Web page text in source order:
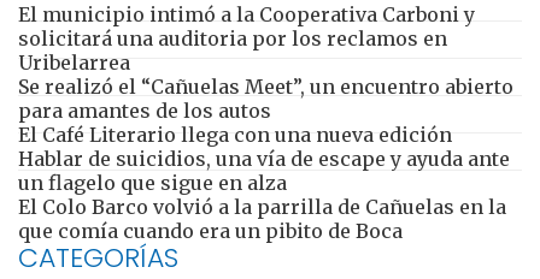
El municipio intimó a la Cooperativa Carboni y
solicitará una auditoria por los reclamos en
Uribelarrea
Se realizó el “Cañuelas Meet”, un encuentro abierto
para amantes de los autos
El Café Literario llega con una nueva edición
Hablar de suicidios, una vía de escape y ayuda ante
un flagelo que sigue en alza
El Colo Barco volvió a la parrilla de Cañuelas en la
que comía cuando era un pibito de Boca
CATEGORÍAS